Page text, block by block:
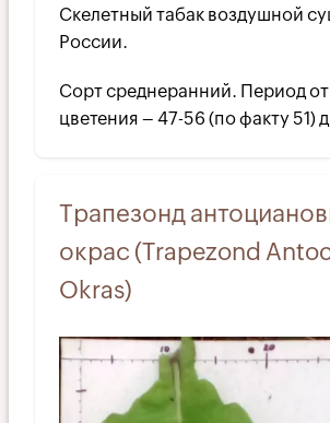
Скелетный табак воздушной
России.
Сорт среднеранний. Период
цветения – 47-56 (по факту 51)
Трапезонд
окрас (Trapezond
Okras)